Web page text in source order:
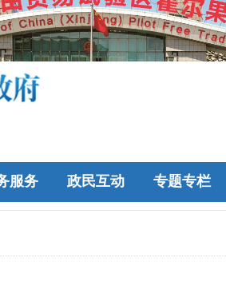
服务 政民互动 专题专栏